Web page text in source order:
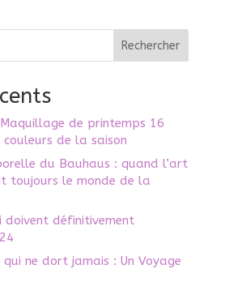
Rechercher
de printemps 16
de la saison
du Bauhaus : quand l’art
toujours le monde de la
doivent définitivement
ne dort jamais : Un Voyage